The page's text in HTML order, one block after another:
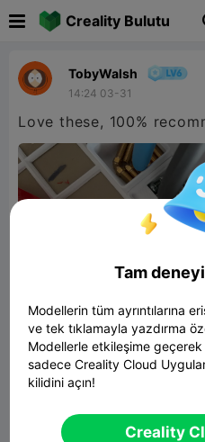
Creality Bulutu
TobyWalsh
14:24 03-31
Love these, 100%
Gridfinity bins
Tam
Modellerin tüm ayrıntılarına
ve tek tıklamayla yazdırma
Modellerle etkileşime
sadece Creality Cloud
kilidini açın!
Creality